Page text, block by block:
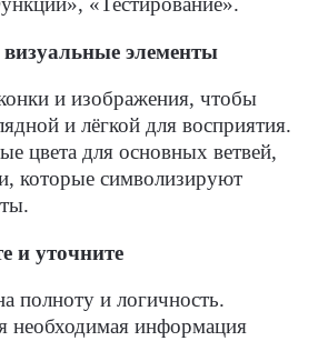
«Тестирование».
элементы
и изображения, чтобы
и лёгкой для восприятия.
цвета для основных ветвей,
которые символизируют
и уточните
полноту и логичность.
необходимая информация